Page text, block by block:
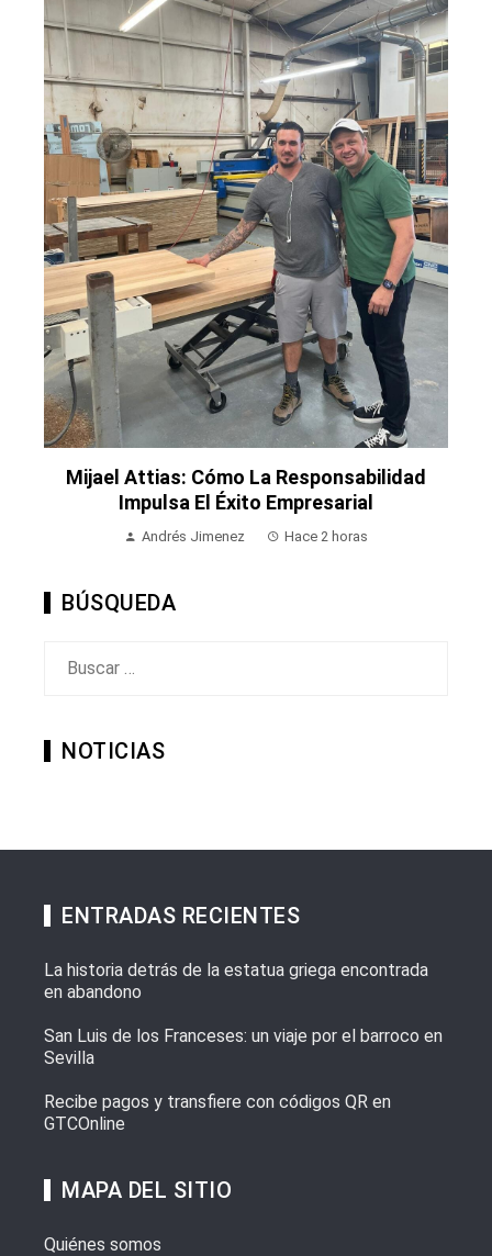
Mijael Attias: Cómo La Responsabilidad
Impulsa El Éxito Empresarial
Andrés Jimenez Hace 2 horas
BÚSQUEDA
NOTICIAS
ENTRADAS RECIENTES
La historia detrás de la estatua griega encontrada
en abandono
San Luis de los Franceses: un viaje por el barroco en
Sevilla
Recibe pagos y transfiere con códigos QR en
GTCOnline
MAPA DEL SITIO
Quiénes somos